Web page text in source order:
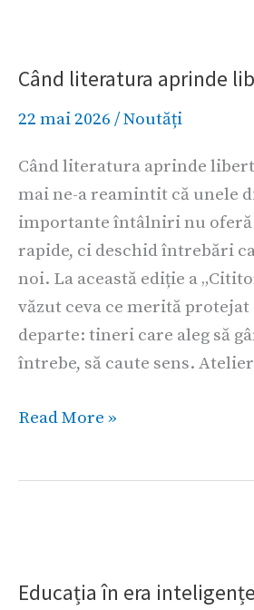
Când literatura aprinde
22 mai 2026 /Noutăți
Când literatura aprinde
mai ne-a reamintit că unele
importante întâlniri nu
rapide, ci deschid întrebări
noi. La această ediție a
văzut ceva ce merită
departe: tineri care aleg să
întrebe, să caute sens.
aprinde
libertatea
Read More »
Educația în era
era